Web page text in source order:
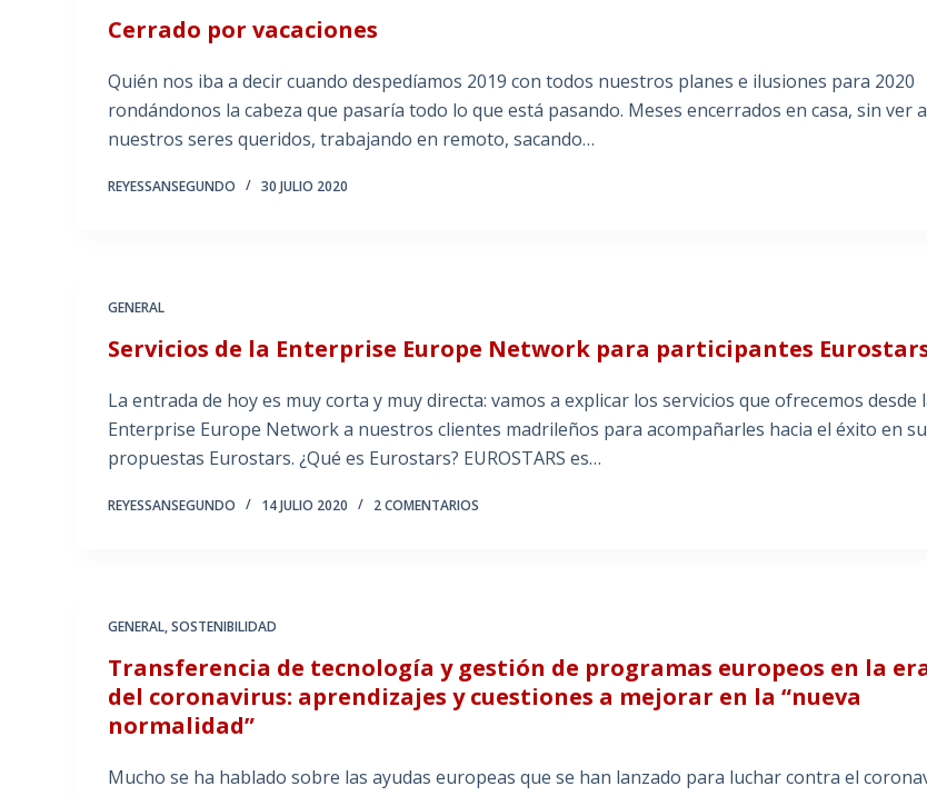
Cerrado por vacaciones
Quién nos iba a decir cuando despedíamos 2019 con todos nuestros planes e ilusiones para 2020
rondándonos la cabeza que pasaría todo lo que está pasando. Meses encerrados en casa, sin ver a
nuestros seres queridos, trabajando en remoto, sacando…
REYESSANSEGUNDO 30 JULIO 2020
GENERAL
Servicios de la Enterprise Europe Network para participantes
La entrada de hoy es muy corta y muy directa: vamos a explicar los servicios que ofrecemos desde
Enterprise Europe Network a nuestros clientes madrileños para acompañarles hacia el éxito en
propuestas Eurostars. ¿Qué es Eurostars? EUROSTARS es…
REYESSANSEGUNDO 14 JULIO 2020 2 COMENTARIOS
GENERAL,SOSTENIBILIDAD
Transferencia de tecnología y gestión de programas europeos en la
del coronavirus: aprendizajes y cuestiones a mejorar en la “nueva
normalidad”
Mucho se ha hablado sobre las ayudas europeas que se han lanzado para luchar contra el